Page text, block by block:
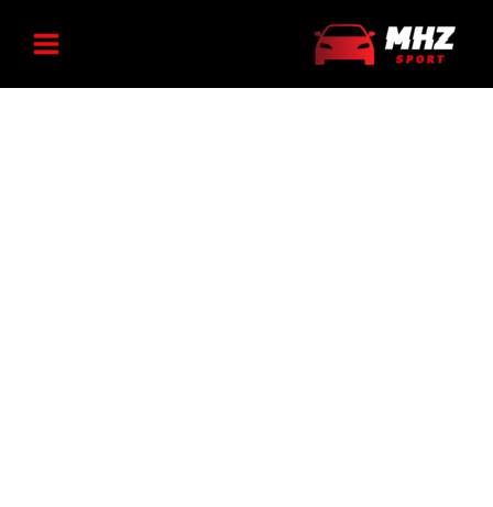
سقفی
نقشه